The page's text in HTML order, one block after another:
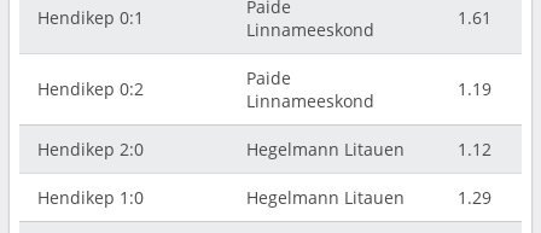
Hendikep 0:1
Paide
Linnameeskond
1.61
Hendikep 0:2
Paide
Linnameeskond
1.19
Hendikep 2:0 Hegelmann Litauen 1.12
Hendikep 1:0 Hegelmann Litauen 1.29